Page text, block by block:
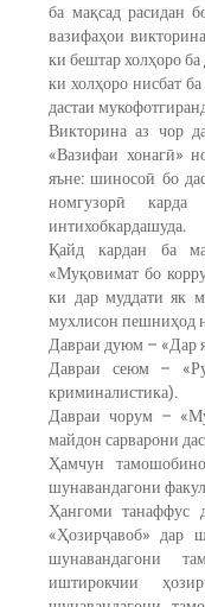
ба мақсад расидан
вазифаҳои
ки бештар холҳоро ба
ки холҳоро нисбат
дастаи
Викторина аз чор
«Вазифаи хонагӣ»
яъне: шиносоӣ бо
номгузорӣ
интихобкардашуда.
Қайд кардан ба
«Муқовимат бо
ки дар муддати як
мухлисон пешниҳод
Давраи дуюм – «Дар
Давраи сеюм –
криминалистика).
Давраи чорум –
майдон сарварони
Ҳамчун
шунавандагони
Ҳангоми танаффус
«Ҳозирҷавоб» дар
шунавандагони
иштирокчии